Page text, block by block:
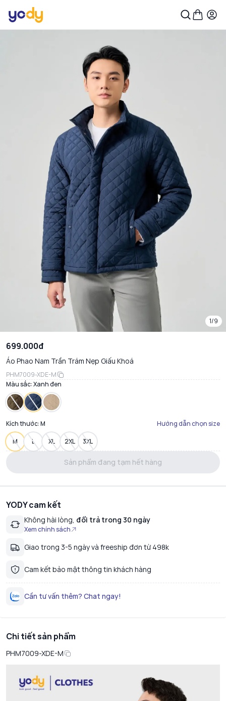
1/9
699.000đ
Áo Phao Nam Trần Trám Nẹp Giấu Khoá
PHM7009-XDE-M
Màu sắc:Xanh đen
Kích thước:M Hướng dẫn chọn size
M L XL 2XL 3XL
Sản phẩm đang tạm hết hàng
YODY cam kết
Không hài lòng, đổi trả trong 30 ngày
Xem chính sách
Giao trong 3-5 ngày và freeship đơn từ 498k
Cam kết bảo mật thông tin khách hàng
Cần tư vấn thêm? Chat ngay!
Chi tiết sản phẩm
PHM7009-XDE-M